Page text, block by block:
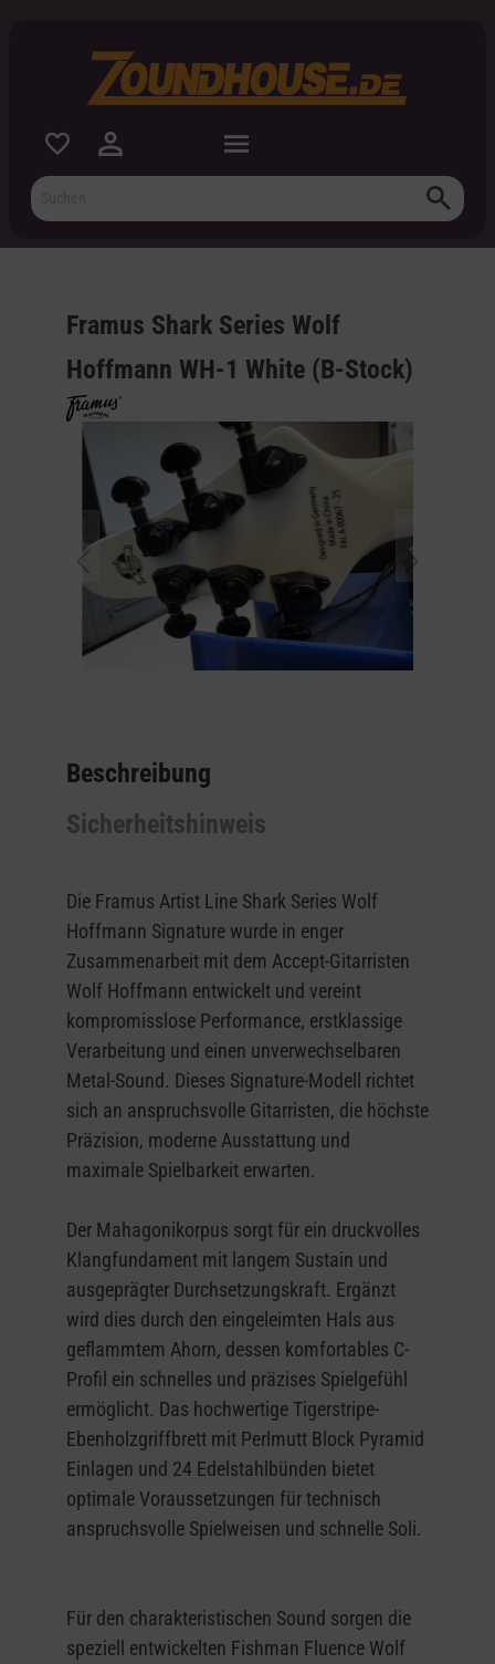
Framus Shark Series Wolf
Hoffmann WH-1 White (B-Stock)
Beschreibung
Sicherheitshinweis
Die Framus Artist Line Shark Series Wolf
Hoffmann Signature wurde in enger
Zusammenarbeit mit dem Accept-Gitarristen
Wolf Hoffmann entwickelt und vereint
kompromisslose Performance, erstklassige
Verarbeitung und einen unverwechselbaren
Metal-Sound. Dieses Signature-Modell richtet
sich an anspruchsvolle Gitarristen, die höchste
Präzision, moderne Ausstattung und
maximale Spielbarkeit erwarten.
Der Mahagonikorpus sorgt für ein druckvolles
Klangfundament mit langem Sustain und
ausgeprägter Durchsetzungskraft. Ergänzt
wird dies durch den eingeleimten Hals aus
geflammtem Ahorn, dessen komfortables C-
Profil ein schnelles und präzises Spielgefühl
ermöglicht. Das hochwertige Tigerstripe-
Ebenholzgriffbrett mit Perlmutt Block Pyramid
Einlagen und 24 Edelstahlbünden bietet
optimale Voraussetzungen für technisch
anspruchsvolle Spielweisen und schnelle Soli.
Für den charakteristischen Sound sorgen die
speziell entwickelten Fishman Fluence Wolf